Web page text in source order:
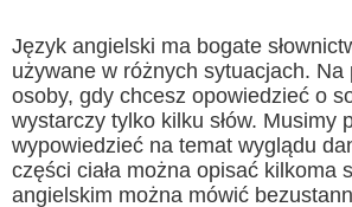
Język angielski ma bogate
używane w różnych sytuacjach. Na
osoby, gdy chcesz opowiedzieć o
wystarczy tylko kilku słów. Musimy
wypowiedzieć na temat wyglądu
części ciała można opisać kilkoma
angielskim można mówić